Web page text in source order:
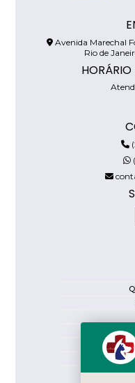
Avenida Marechal
Rio de